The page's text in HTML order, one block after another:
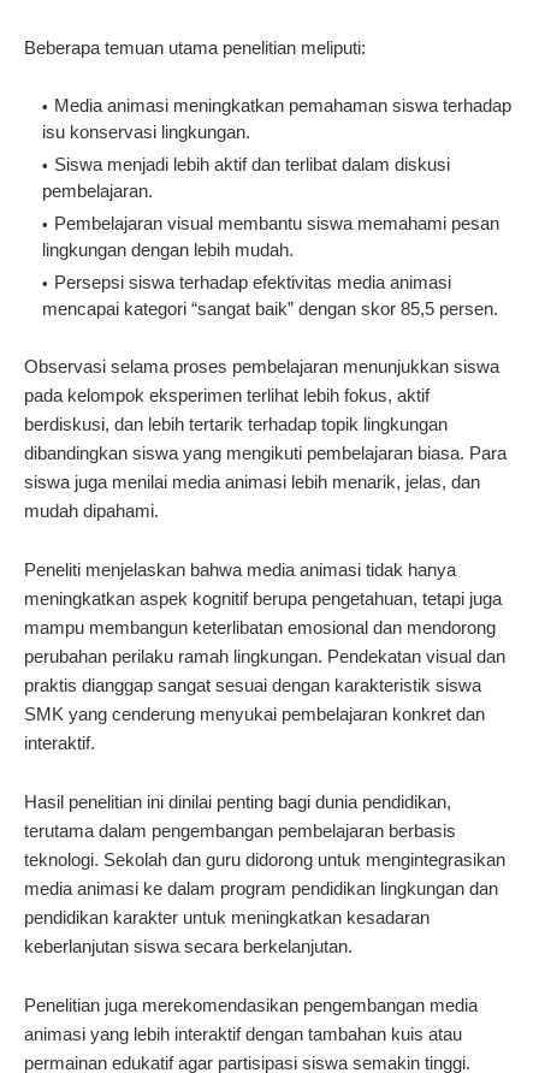
Beberapa temuan utama penelitian meliputi:
Media animasi meningkatkan pemahaman siswa terhadap
isu konservasi lingkungan.
Siswa menjadi lebih aktif dan terlibat dalam diskusi
pembelajaran.
Pembelajaran visual membantu siswa memahami pesan
lingkungan dengan lebih mudah.
Persepsi siswa terhadap efektivitas media animasi
mencapai kategori “sangat baik” dengan skor 85,5 persen.
Observasi selama proses pembelajaran menunjukkan siswa
pada kelompok eksperimen terlihat lebih fokus, aktif
berdiskusi, dan lebih tertarik terhadap topik lingkungan
dibandingkan siswa yang mengikuti pembelajaran biasa. Para
siswa juga menilai media animasi lebih menarik, jelas, dan
mudah dipahami.
Peneliti menjelaskan bahwa media animasi tidak hanya
meningkatkan aspek kognitif berupa pengetahuan, tetapi juga
mampu membangun keterlibatan emosional dan mendorong
perubahan perilaku ramah lingkungan. Pendekatan visual dan
praktis dianggap sangat sesuai dengan karakteristik siswa
SMK yang cenderung menyukai pembelajaran konkret dan
interaktif.
Hasil penelitian ini dinilai penting bagi dunia pendidikan,
terutama dalam pengembangan pembelajaran berbasis
teknologi. Sekolah dan guru didorong untuk mengintegrasikan
media animasi ke dalam program pendidikan lingkungan dan
pendidikan karakter untuk meningkatkan kesadaran
keberlanjutan siswa secara berkelanjutan.
Penelitian juga merekomendasikan pengembangan media
animasi yang lebih interaktif dengan tambahan kuis atau
permainan edukatif agar partisipasi siswa semakin tinggi.